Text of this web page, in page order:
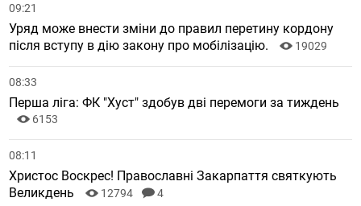
09:21
Уряд може внести зміни до правил перетину кордону
після вступу в дію закону про мобілізацію.
19029
08:33
Перша ліга: ФК "Хуст" здобув дві перемоги за тиждень
6153
08:11
Христос Воскрес! Православні Закарпаття святкують
Великдень
12794 4